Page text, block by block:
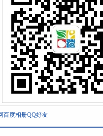
百度相册QQ好友